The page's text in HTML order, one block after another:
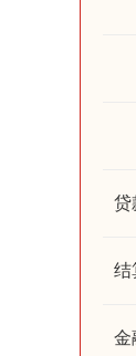
贷
结
金